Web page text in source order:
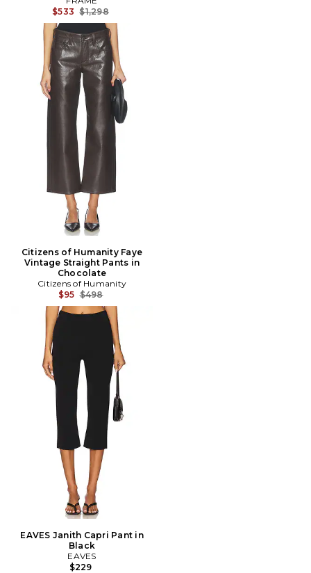
$533 Prix Avant Réduction:
$1,298
Citizens of Humanity Faye
Vintage Straight Pants in
Chocolate
Citizens of Humanity
$95 Prix Avant Réduction:
$498
EAVES Janith Capri Pant in
Black
EAVES
$229